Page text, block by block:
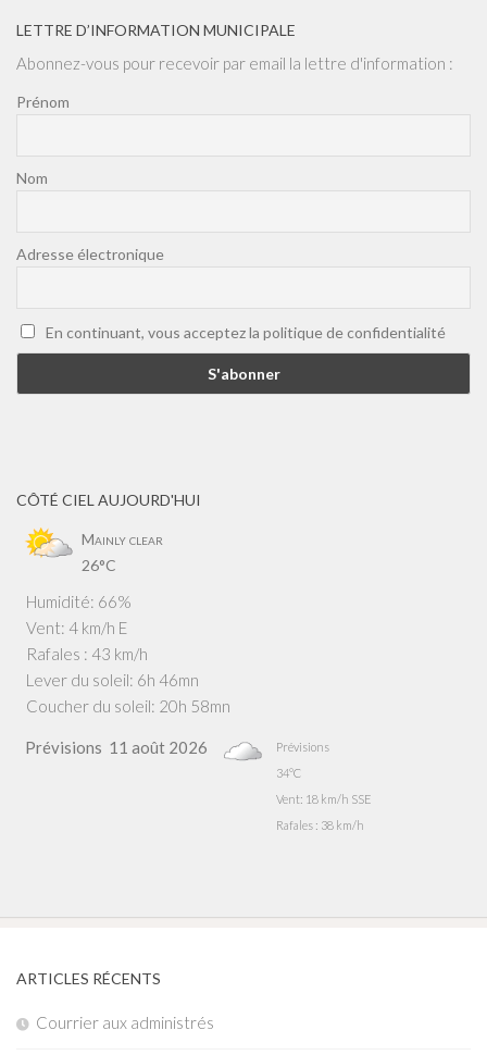
LETTRE D’INFORMATION MUNICIPALE
Abonnez-vous pour recevoir par email la lettre d'information :
Prénom
Nom
Adresse électronique
En continuant, vous acceptez la politique de confidentialité
CÔTÉ CIEL AUJOURD'HUI
Mainly clear
26°C
Humidité: 66%
Vent: 4 km/h E
Rafales : 43 km/h
Lever du soleil: 6h 46mn
Coucher du soleil: 20h 58mn
Prévisions 11 août 2026
Prévisions
34°C
Vent: 18 km/h SSE
Rafales : 38 km/h
ARTICLES RÉCENTS
Courrier aux administrés